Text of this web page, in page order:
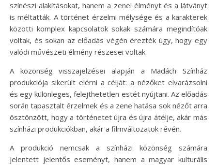
színészi alakításokat, hanem a zenei élményt és a látványt
is méltatták. A történet érzelmi mélysége és a karakterek
közötti komplex kapcsolatok sokak számára megindítóak
voltak, és sokan az előadás végén érezték úgy, hogy egy
valódi művészeti élmény részesei voltak.
A közönség visszajelzései alapján a Madách Színház
produkciója sikerült elérni a célját: a nézőket elvarázsolni
és egy különleges, felejthetetlen estét nyújtani. Az előadás
során tapasztalt érzelmek és a zene hatása sok nézőt arra
ösztönzött, hogy a történetet újra és újra átélje, akár más
színházi produkciókban, akár a filmváltozatok révén.
A produkció nemcsak a színházi közönség számára
jelentett jelentős eseményt, hanem a magyar kulturális